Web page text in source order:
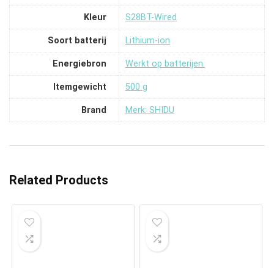
Kleur ‎S28BT-Wired
Soort batterij ‎Lithium-ion
Energiebron ‎Werkt op batterijen.
Itemgewicht ‎500 g
Brand Merk: SHIDU
Related Products